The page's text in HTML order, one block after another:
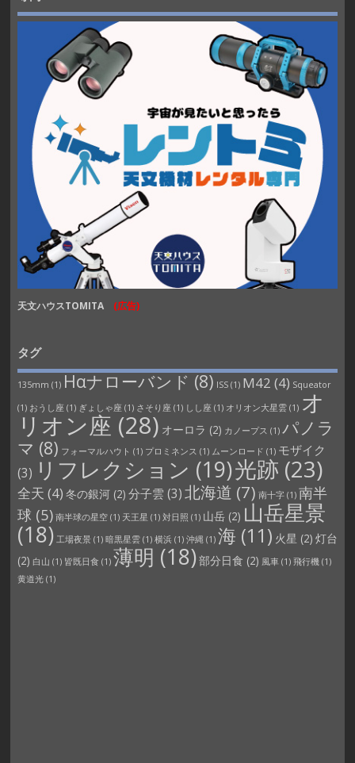
天文ハウスTOMITA (広告)
タグ
135mm (1) Hαナローバンド(8) ISS(1) M42 (4) Squeator
(1) おうし座 (1) ぎょしゃ座 (1) さそり座 (1) しし座 (1) オリオン大星雲(1) オ
リオン座 (28) オーロラ (2) カノープス (1) パノラ
マ (8) フォーマルハウト (1) プロミネンス (1) ムーンロード (1) モザイク
(3) リフレクション (19)光跡 (23)
全天 (4) 冬の銀河(2) 分子雲 (3)北海道 (7) 南十字(1) 南半
球 (5) 南半球の星空(1) 天王星 (1) 対日照 (1) 山岳(2) 山岳星景
(18) 工場夜景(1) 暗黒星雲(1) 横浜(1) 沖縄 (1) 海 (11) 火星 (2) 灯台
(2) 白山 (1) 皆既日食 (1) 薄明 (18)部分日食 (2) 風車(1) 飛行機(1)
黄道光(1)